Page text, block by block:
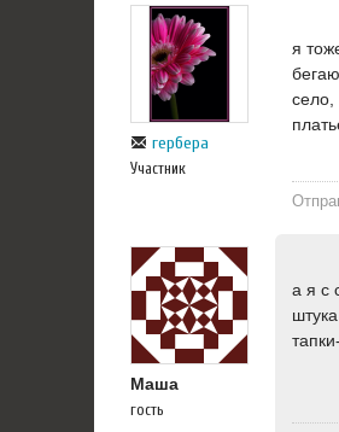
гербера
Участник
я
село,
Маша
гость
а я с